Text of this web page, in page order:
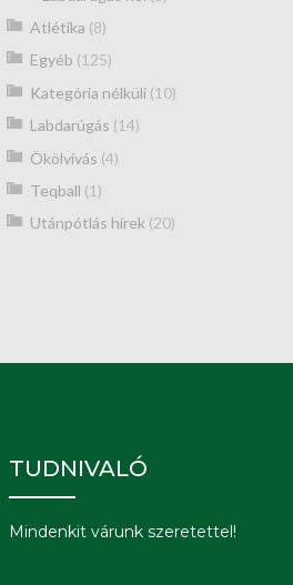
Atlétika (8)
Egyéb (125)
Kategória nélküli(10)
Labdarúgás (14)
Ökölvívás (4)
Teqball (1)
Utánpótlás hírek (20)
TUDNIVALÓ
Mindenkit várunk szeretettel!